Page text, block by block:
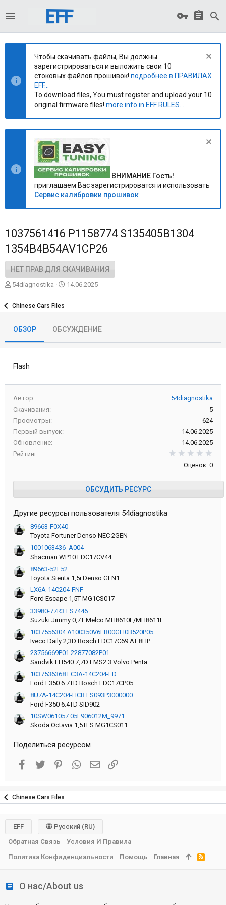
Чтобы скачивать файлы, Вы должны
зарегистрироваться и выложить свои 10
стоковых файлов прошивок! подробнее в ПРАВИЛАХ
EFF...
To download files, You must register and upload your 10
original firmware files! more info in EFF RULES...
ВНИМАНИЕ Гость!
приглашаем Вас зарегистрироватся и использовать
Сервис калибровки прошивок
1037561416 P1158774 S135405B1304
1354B4B54AV1CP26
НЕТ ПРАВ ДЛЯ СКАЧИВАНИЯ
А
т
54diagnostika
Д
о
д
я
14.06.2025
Chinese Cars Files
ОБЗОР ОБСУЖДЕНИЕ
Flash
Автор
54diagnostika
Скачивания
5
Просмотры
624
Первый выпуск
14.06.2025
Обновление
14.06.2025
Рейтинг
Оценок: 0
ОБСУДИТЬ РЕСУРС
Другие ресурсы пользователя 54diagnostika
89663-F0X40
Toyota Fortuner Denso NEC 2GEN
1001063436_A004
Shacman WP10 EDC17CV44
89663-52E52
Toyota Sienta 1,5i Denso GEN1
LX6A-14C204-FNF
Ford Escape 1,5T MG1CS017
33980-77R3 ES7446
Suzuki Jimmy 0,7T Melco MH8610F/MH8611F
1037556304 A100350V6LR00GFI0B520P05
Iveco Daily 2,3D Bosch EDC17C69 AT 8HP
23756669P01 22877082P01
Sandvik LH540 7,7D EMS2.3 Volvo Penta
1037536368 EC3A-14C204-ED
Ford F350 6.7TD Bosch EDC17CP05
8U7A-14C204-HCB FS093P3000000
Ford F350 6.4TD SID902
10SW061057 05E906012M_9971
Skoda Octavia 1,5TFS MG1CS011
Поделиться ресурсом
Facebook
Twitter PinterestWhatsAppЭлектронная почта
Ссылка
Chinese Cars Files
О нас/About us
EFF
Русский (RU)
Обратная Связь
Условия И Правила
Политика Конфиденциальности
Помощь Главная
R